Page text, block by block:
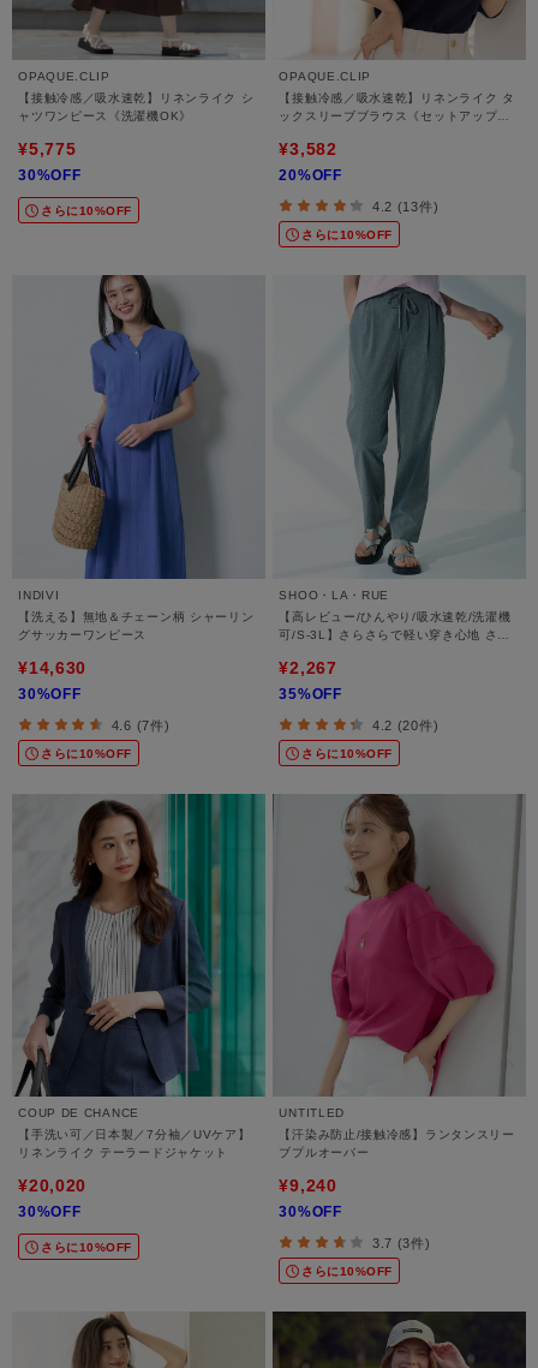
OPAQUE.CLIP
【接触冷感／吸水速乾】リネンライク シ
ャツワンピース《洗濯機OK》
¥5,775
30%OFF
さらに10%OFF
OPAQUE.CLIP
【接触冷感／吸水速乾】リネンライク タ
ックスリーブブラウス《セットアップ対
¥3,582
20%OFF
4.2 (13件)
さらに10%OFF
INDIVI
【洗える】無地＆チェーン柄 シャーリン
グサッカーワンピース
¥14,630
30%OFF
4.6 (7件)
さらに10%OFF
SHOO・LA・RUE
【高レビュー/ひんやり/吸水速乾/洗濯機
可/S-3L】さらさらで軽い穿き心地 さら
¥2,267
35%OFF
4.2 (20件)
さらに10%OFF
COUP DE CHANCE
【手洗い可／日本製／7分袖／UVケア】
リネンライク テーラードジャケット
¥20,020
30%OFF
さらに10%OFF
UNTITLED
【汗染み防止/接触冷感】ランタンスリー
ブプルオーバー
¥9,240
30%OFF
3.7 (3件)
さらに10%OFF